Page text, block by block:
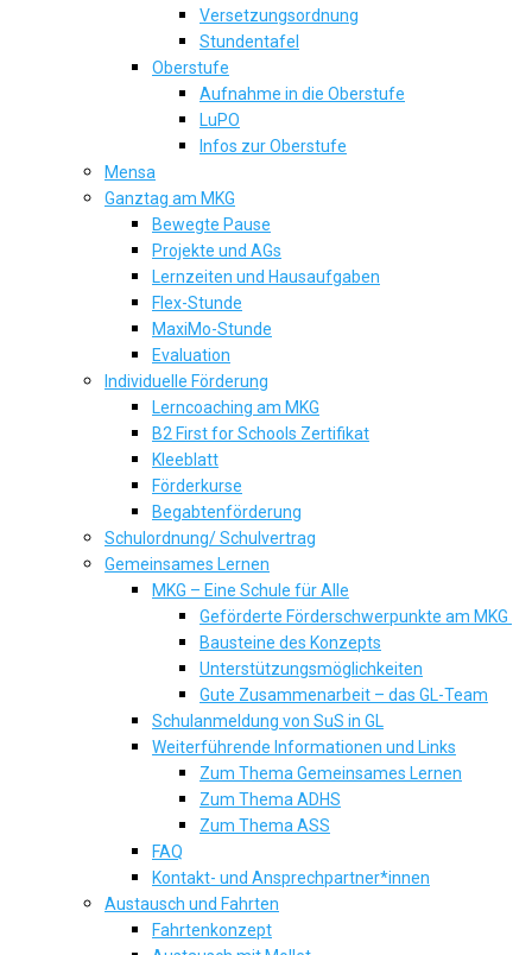
Versetzungsordnung
Stundentafel
Oberstufe
Aufnahme in die Oberstufe
LuPO
Infos zur Oberstufe
Mensa
Ganztag am MKG
Bewegte Pause
Projekte und AGs
Lernzeiten und Hausaufgaben
Flex-Stunde
MaxiMo-Stunde
Evaluation
Individuelle Förderung
Lerncoaching am MKG
B2 First for Schools Zertifikat
Kleeblatt
Förderkurse
Begabtenförderung
Schulordnung/ Schulvertrag
Gemeinsames Lernen
MKG – Eine Schule für Alle
Geförderte Förderschwerpunkte am MKG
Bausteine des Konzepts
Unterstützungsmöglichkeiten
Gute Zusammenarbeit – das GL-Team
Schulanmeldung von SuS in GL
Weiterführende Informationen und Links
Zum Thema Gemeinsames Lernen
Zum Thema ADHS
Zum Thema ASS
FAQ
Kontakt- und Ansprechpartner*innen
Austausch und Fahrten
Fahrtenkonzept